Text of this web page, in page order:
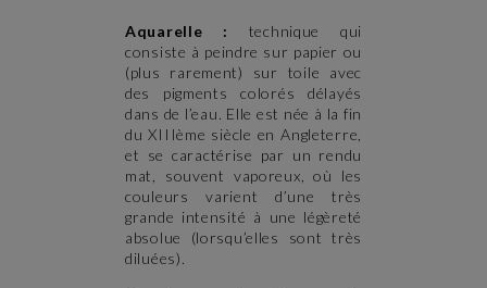
Aquarelle : technique qui
consiste à peindre sur papier ou
(plus rarement) sur toile avec
des pigments colorés délayés
dans de l’eau. Elle est née à la fin
du XIIIème siècle en Angleterre,
et se caractérise par un rendu
mat, souvent vaporeux, où les
couleurs varient d’une très
grande intensité à une légèreté
absolue (lorsqu’elles sont très
diluées).